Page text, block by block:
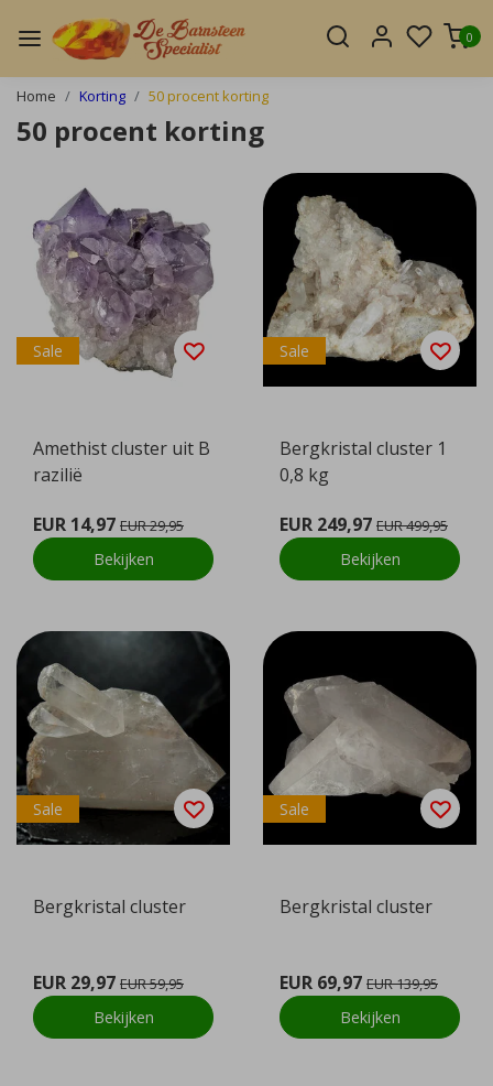
0
Home Korting 50 procent korting
50 procent korting
Sale
Amethist cluster uit B
razilië
EUR 14,97 EUR 29,95
Bekijken
Sale
Bergkristal cluster 1
0,8 kg
EUR 249,97 EUR 499,95
Bekijken
Sale
Bergkristal cluster
EUR 29,97 EUR 59,95
Bekijken
Sale
Bergkristal cluster
EUR 69,97 EUR 139,95
Bekijken